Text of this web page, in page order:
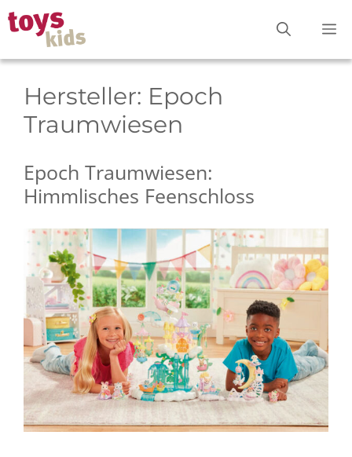
Zum
Inhalt
springen
Hersteller: Epoch
Traumwiesen
Epoch Traumwiesen:
Himmlisches Feenschloss